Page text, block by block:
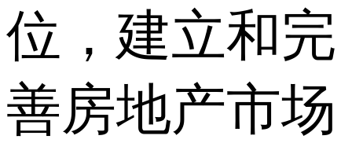
位，建立和完
善房地产市场